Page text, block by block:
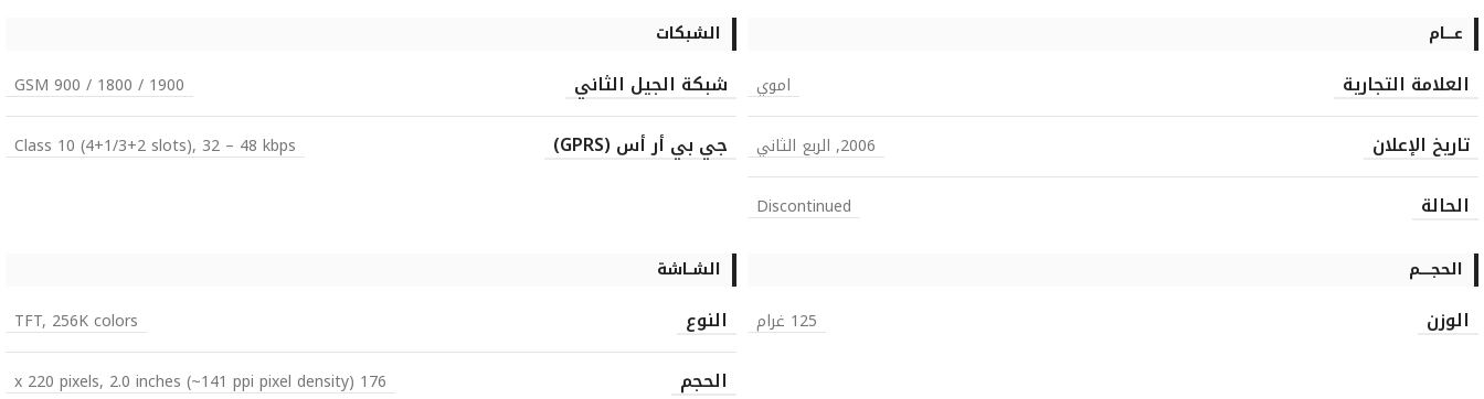
عــــام
العلامة التجارية اموي
تاريخ الإعلان 2006, الربع الثاني
الحالة Discontinued
الشبكات
شبكة الجيل الثاني GSM 900 / 1800 / 1900
جي بي أر أس (GPRS) Class 10 (4+1/3+2 slots), 32 – 48 kbps
الحجـــــم
الوزن 125 غرام
الشــاشة
النوع TFT, 256K colors
الحجم
176 x 220 pixels, 2.0 inches (~141 ppi pixel density)